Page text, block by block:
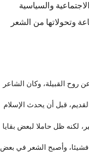
والسياسية
وتحولاتها من الشعر
روح القبيلة، وكان الشاعر
قبل أن يحدث الإسلام
لكنه ظل حاملا لبعض بقايا
فشيئا، وأصبح الشعر في بعض